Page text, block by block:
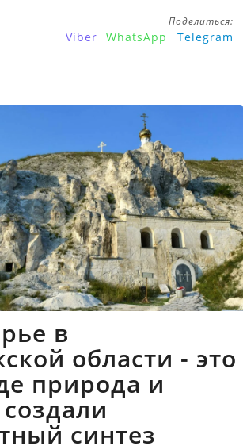
Поделиться:
Viber WhatsApp Telegram
в
области - это
природа и
синтез